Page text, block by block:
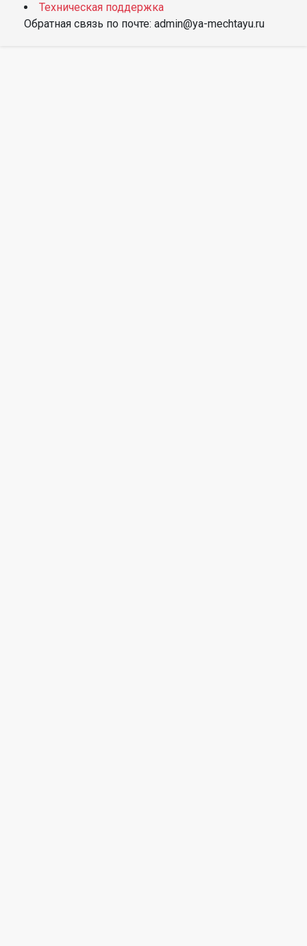
Техническая поддержка
Обратная связь по почте: admin@ya-mechtayu.ru